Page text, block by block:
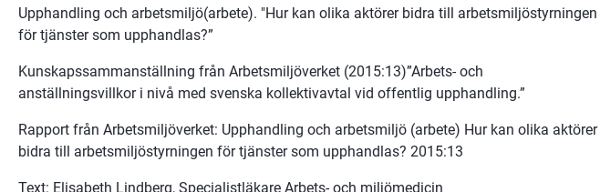
Upphandling och arbetsmiljö(arbete). "Hur kan olika aktörer bidra till arbetsmiljöstyrningen
för tjänster som upphandlas?”
Kunskapssammanställning från Arbetsmiljöverket (2015:13)”Arbets- och
anställningsvillkor i nivå med svenska kollektivavtal vid offentlig upphandling.”
Rapport från Arbetsmiljöverket: Upphandling och arbetsmiljö (arbete) Hur kan olika aktörer
bidra till arbetsmiljöstyrningen för tjänster som upphandlas? 2015:13
Text: Elisabeth Lindberg, Specialistläkare Arbets- och miljömedicin